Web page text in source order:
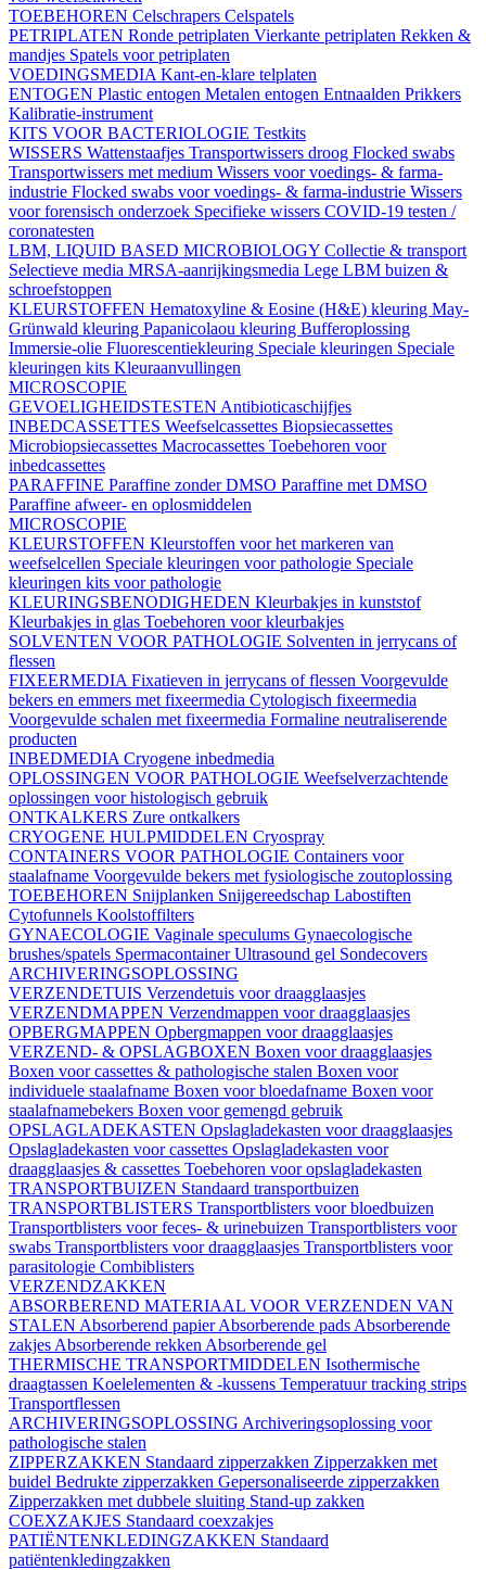
TOEBEHOREN Celschrapers Celspatels
PETRIPLATEN Ronde petriplaten Vierkante petriplaten Rekken &
mandjes Spatels voor petriplaten
VOEDINGSMEDIA Kant-en-klare telplaten
ENTOGEN Plastic entogen Metalen entogen Entnaalden Prikkers
Kalibratie-instrument
KITS VOOR BACTERIOLOGIE Testkits
WISSERS Wattenstaafjes Transportwissers droog Flocked swabs
Transportwissers met medium Wissers voor voedings- & farma-
industrie Flocked swabs voor voedings- & farma-industrie Wissers
voor forensisch onderzoek Specifieke wissers COVID-19 testen /
coronatesten
LBM, LIQUID BASED MICROBIOLOGY Collectie & transport
Selectieve media MRSA-aanrijkingsmedia Lege LBM buizen &
schroefstoppen
KLEURSTOFFEN Hematoxyline & Eosine (H&E) kleuring May-
Grünwald kleuring Papanicolaou kleuring Bufferoplossing
Immersie-olie Fluorescentiekleuring Speciale kleuringen Speciale
kleuringen kits Kleuraanvullingen
MICROSCOPIE
GEVOELIGHEIDSTESTEN Antibioticaschijfjes
INBEDCASSETTES Weefselcassettes Biopsiecassettes
Microbiopsiecassettes Macrocassettes Toebehoren voor
inbedcassettes
PARAFFINE Paraffine zonder DMSO Paraffine met DMSO
Paraffine afweer- en oplosmiddelen
MICROSCOPIE
KLEURSTOFFEN Kleurstoffen voor het markeren van
weefselcellen Speciale kleuringen voor pathologie Speciale
kleuringen kits voor pathologie
KLEURINGSBENODIGHEDEN Kleurbakjes in kunststof
Kleurbakjes in glas Toebehoren voor kleurbakjes
SOLVENTEN VOOR PATHOLOGIE Solventen in jerrycans of
flessen
FIXEERMEDIA Fixatieven in jerrycans of flessen Voorgevulde
bekers en emmers met fixeermedia Cytologisch fixeermedia
Voorgevulde schalen met fixeermedia Formaline neutraliserende
producten
INBEDMEDIA Cryogene inbedmedia
OPLOSSINGEN VOOR PATHOLOGIE Weefselverzachtende
oplossingen voor histologisch gebruik
ONTKALKERS Zure ontkalkers
CRYOGENE HULPMIDDELEN Cryospray
CONTAINERS VOOR PATHOLOGIE Containers voor
staalafname Voorgevulde bekers met fysiologische zoutoplossing
TOEBEHOREN Snijplanken Snijgereedschap Labostiften
Cytofunnels Koolstoffilters
GYNAECOLOGIE Vaginale speculums Gynaecologische
brushes/spatels SpermacontainerUltrasound gel Sondecovers
ARCHIVERINGSOPLOSSING
VERZENDETUIS Verzendetuis voor draagglaasjes
VERZENDMAPPEN Verzendmappen voor draagglaasjes
OPBERGMAPPEN Opbergmappen voor draagglaasjes
VERZEND- & OPSLAGBOXEN Boxen voor draagglaasjes
Boxen voor cassettes & pathologische stalen Boxen voor
individuele staalafname Boxen voor bloedafname Boxen voor
staalafnamebekers Boxen voor gemengd gebruik
OPSLAGLADEKASTEN Opslagladekasten voor draagglaasjes
Opslagladekasten voor cassettes Opslagladekasten voor
draagglaasjes & cassettes Toebehoren voor opslagladekasten
TRANSPORTBUIZEN Standaard transportbuizen
TRANSPORTBLISTERS Transportblisters voor bloedbuizen
Transportblisters voor feces- & urinebuizen Transportblisters voor
swabs Transportblisters voor draagglaasjes Transportblisters voor
parasitologie Combiblisters
VERZENDZAKKEN
ABSORBEREND MATERIAAL VOOR VERZENDEN VAN
STALEN Absorberend papierAbsorberende pads Absorberende
zakjes Absorberende rekken Absorberende gel
THERMISCHE TRANSPORTMIDDELEN Isothermische
draagtassen Koelelementen & -kussens Temperatuur tracking strips
Transportflessen
ARCHIVERINGSOPLOSSING Archiveringsoplossing voor
pathologische stalen
ZIPPERZAKKEN Standaard zipperzakken Zipperzakken met
buidel Bedrukte zipperzakken Gepersonaliseerde zipperzakken
Zipperzakken met dubbele sluiting Stand-up zakken
COEXZAKJES Standaard coexzakjes
PATIËNTENKLEDINGZAKKEN Standaard
patiëntenkledingzakken